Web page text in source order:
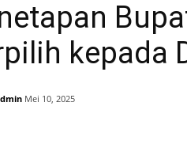
H
A
N
kepada
Mei 10, 2025